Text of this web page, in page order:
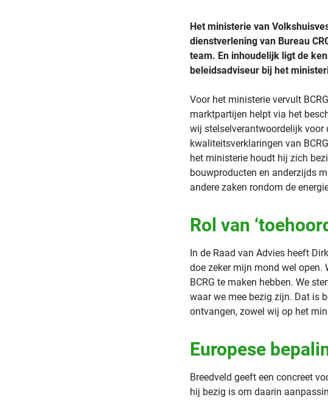
Het ministerie van
dienstverlening van Bureau
team. En inhoudelijk ligt de
beleidsadviseur bij het
Voor het ministerie vervult
marktpartijen helpt via het
wij stelselverantwoordelijk voor
kwaliteitsverklaringen van
het ministerie houdt hij zich
bouwproducten en anderzijds
andere zaken rondom de
Rol van
In de Raad van Advies heeft
doe zeker mijn mond wel open.
BCRG te maken hebben. We
waar we mee bezig zijn. Dat is
ontvangen, zowel wij op het
Europese
Breedveld geeft een concreet
hij bezig is om daarin